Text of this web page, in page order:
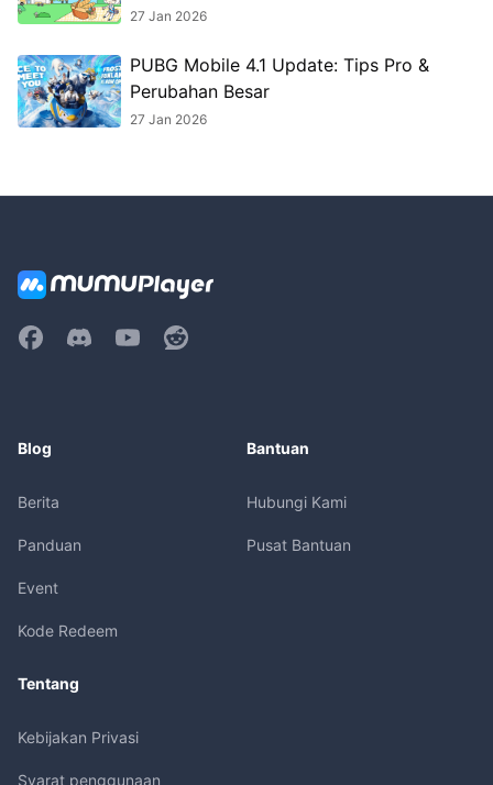
27 Jan 2026
PUBG Mobile 4.1 Update: Tips Pro &
Perubahan Besar
27 Jan 2026
Blog
Berita
Panduan
Event
Kode Redeem
Bantuan
Hubungi Kami
Pusat Bantuan
Tentang
Kebijakan Privasi
Syarat penggunaan